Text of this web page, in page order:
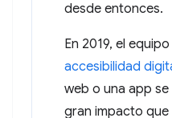
desde entonces.
En 2019, el
accesibilidad
web o una app
gran impacto que